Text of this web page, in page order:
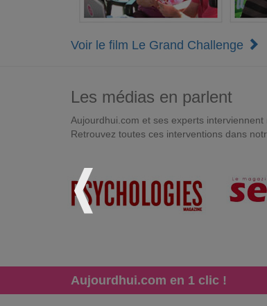
Voir le film Le Grand Challenge
Les médias en parlent
Aujourdhui.com et ses experts
Retrouvez toutes ces interventions dans
Aujourdhui.com en 1 clic !